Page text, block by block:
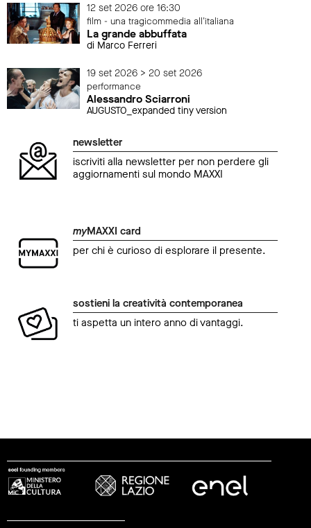
12 set 2026 ore 16:30
film - una tragicommedia all'italiana
La grande abbuffata
di Marco Ferreri
19 set 2026 > 20 set 2026
performance
Alessandro Sciarroni
AUGUSTO_expanded tiny version
newsletter
iscriviti alla newsletter per non perdere gli
aggiornamenti sul mondo MAXXI
myMAXXI card
per chi è curioso di esplorare il presente.
sostieni la creatività contemporanea
ti aspetta un intero anno di vantaggi.